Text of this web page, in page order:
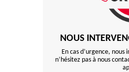
NOUS
En cas d’urgence,
n’hésitez pas à nous